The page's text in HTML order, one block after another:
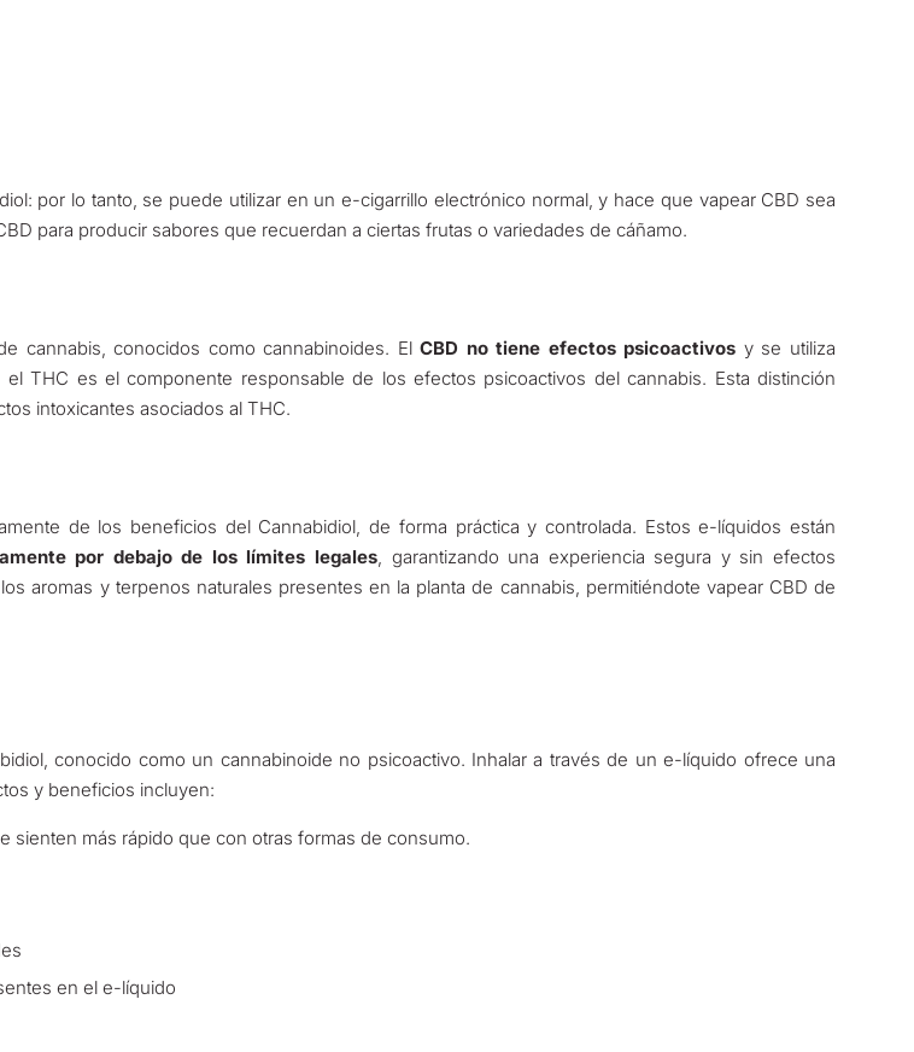
por lo tanto, se puede utilizar en un e-cigarrillo electrónico normal, y hace que vapear CBD sea
para producir sabores que recuerdan a ciertas frutas o variedades de cáñamo.
cannabis, conocidos como cannabinoides. ElCBD no tiene efectos psicoactivos y se utiliza
THC es el componente responsable de los efectos psicoactivos del cannabis. Esta distinción
intoxicantes asociados al THC.
de los beneficios del Cannabidiol, de forma práctica y controlada. Estos e-líquidos están
por debajo de los límites legales , garantizando una experiencia segura y sin efectos
aromas y terpenos naturales presentes en la planta de cannabis, permitiéndote vapear CBD de
conocido como un cannabinoide no psicoactivo. Inhalar a través de un e-líquido ofrece una
y beneficios incluyen:
sienten más rápido que con otras formas de consumo.
en el e-líquido